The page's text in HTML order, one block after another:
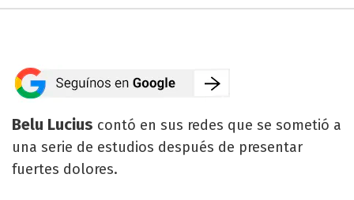
Belu Lucius contó en sus redes que se sometió a
una serie de estudios después de presentar
fuertes dolores.